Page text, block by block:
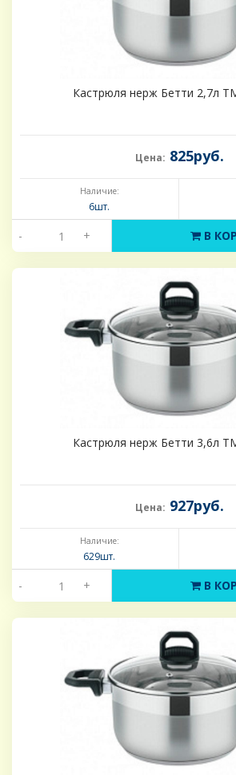
Кастрюля нерж Бетти 2,7л
Цена: 825руб.
Наличие:
6шт.
- + В
Кастрюля нерж Бетти 3,6л
Цена: 927руб.
Наличие:
629шт.
- + В